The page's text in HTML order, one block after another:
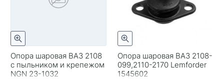
Опора шаровая ВАЗ 2108
с пыльником и крепежом
NGN 23-1032
Опора шаровая ВАЗ 2108-
099,2110-2170 Lemforder
1545602